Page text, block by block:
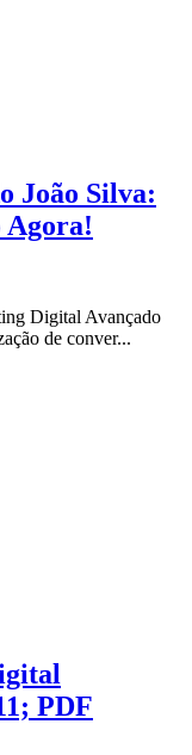
João Silva:
Agora!
Digital Avançado
de conver...
PDF